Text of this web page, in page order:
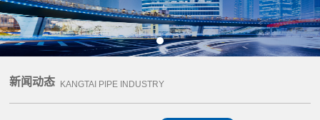
新闻动态 KANGTAI PIPE INDUSTRY